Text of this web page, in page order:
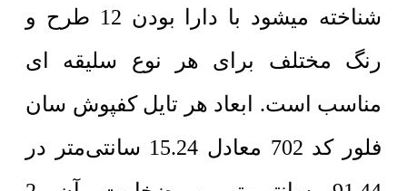
شناخته میشود با دارا بودن 12 طرح و
رنگ مختلف برای هر نوع سلیقه ای
مناسب است. ابعاد هر تایل کفپوش سان
فلور کد 702 معادل 15.24 سانتی‌متر در